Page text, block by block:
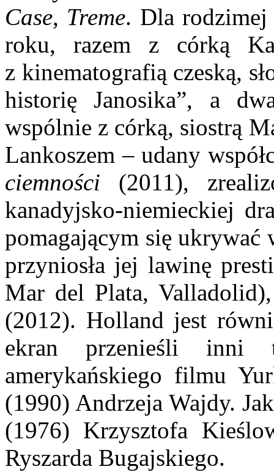
Case, Treme. Dla rodzimej
roku, razem z córką
z kinematografią czeską,
historię Janosika”, a
wspólnie z córką, siostrą
Lankoszem – udany
ciemności (2011),
kanadyjsko-niemieckiej
pomagającym się ukrywać
przyniosła jej lawinę
Mar del Plata,
(2012). Holland jest
ekran przenieśli
amerykańskiego filmu
(1990) Andrzeja Wajdy.
(1976) Krzysztofa
Ryszarda Bugajskiego.